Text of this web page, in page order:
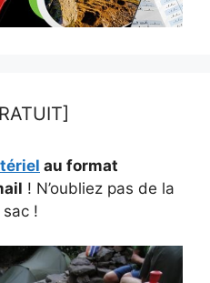
au format
! N’oubliez pas de la
!